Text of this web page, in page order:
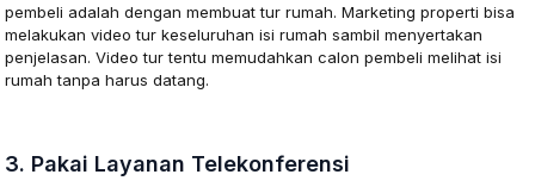
pembeli adalah dengan membuat tur rumah. Marketing properti bisa
melakukan video tur keseluruhan isi rumah sambil menyertakan
penjelasan. Video tur tentu memudahkan calon pembeli melihat isi
rumah tanpa harus datang.
3. Pakai Layanan Telekonferensi